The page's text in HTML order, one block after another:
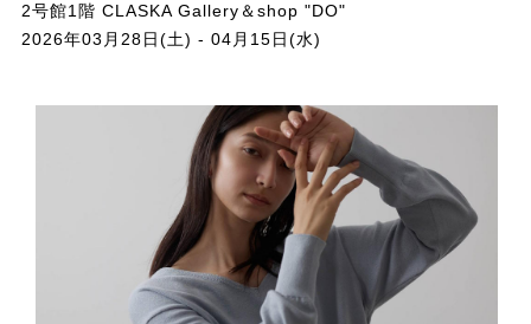
2号館1階 CLASKA Gallery＆shop "DO"
2026年03月28日(土) - 04月15日(水)